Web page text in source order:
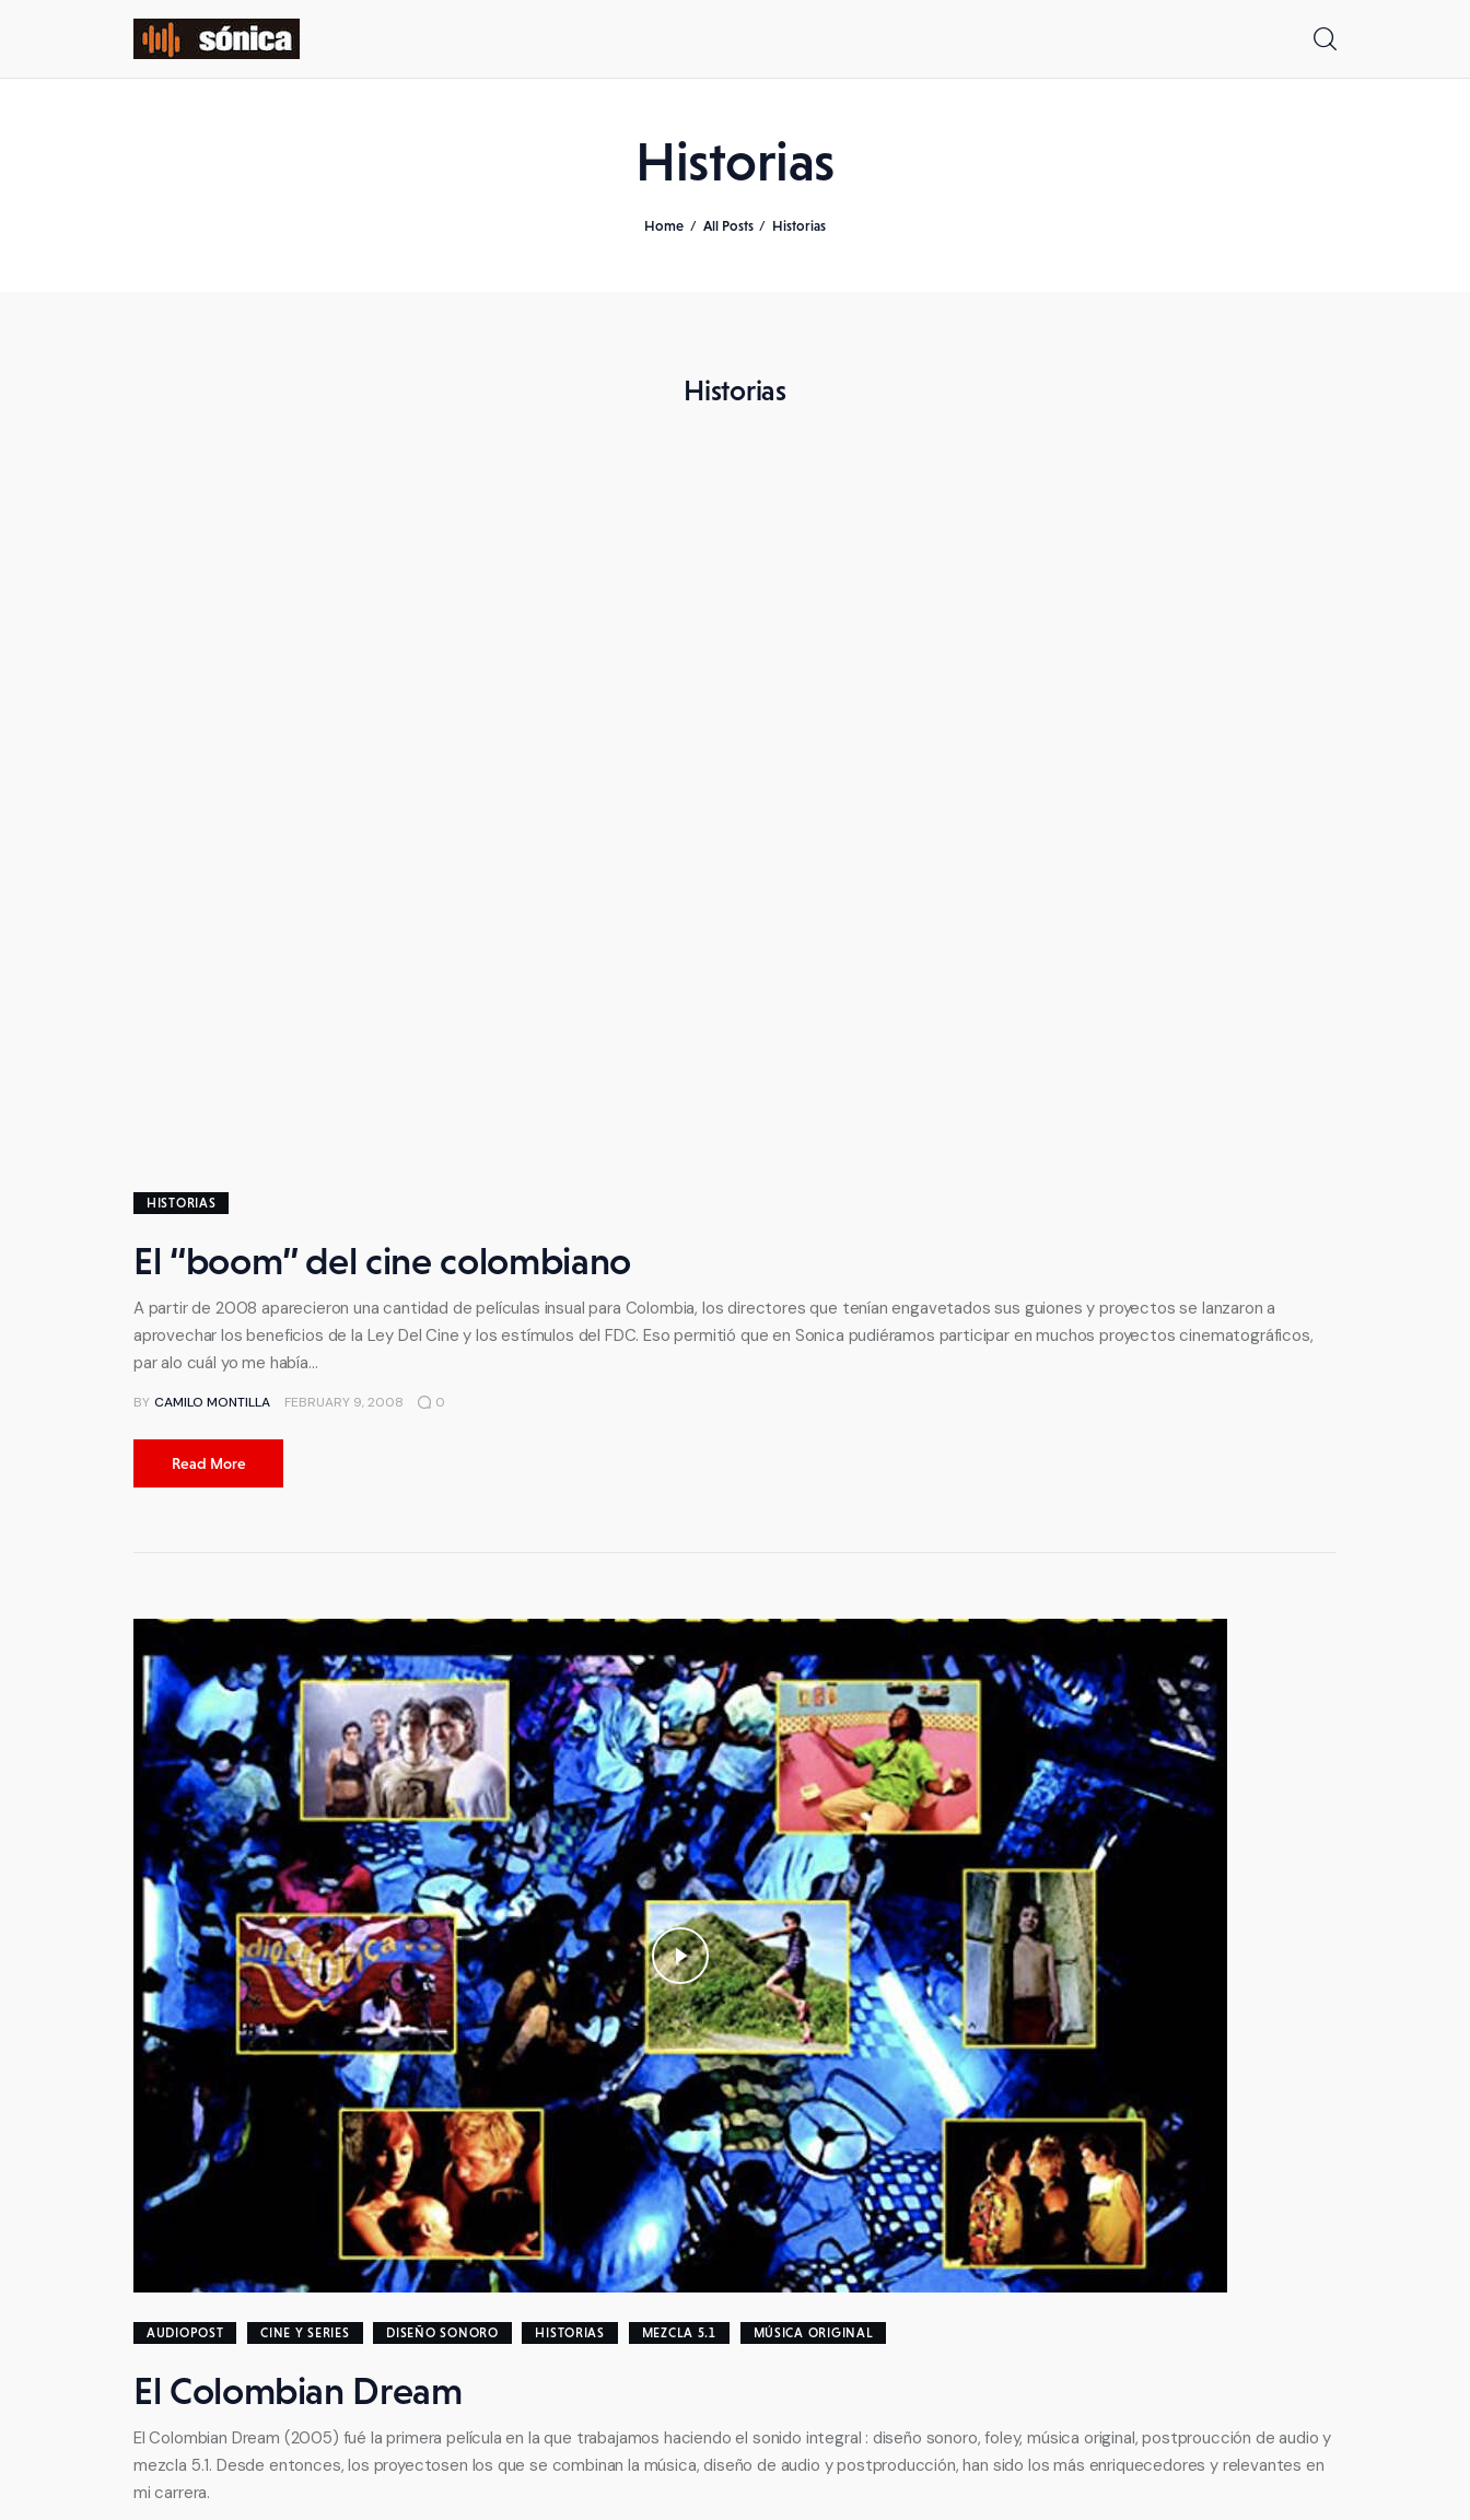
Historias
Home All Posts Historias
Música Original
Historias
HISTORIAS
El “boom” del cine colombiano
A partir de 2008 aparecieron una cantidad de películas insual para Colombia, los directores que tenían engavetados sus guiones y proyectos se lanzaron a
aprovechar los beneficios de la Ley Del Cine y los estímulos del FDC. Eso permitió que en Sonica pudiéramos participar en muchos proyectos cinematográficos,
par alo cuál yo me había…
BY CAMILO MONTILLA FEBRUARY 9, 2008 0
Read More
AUDIOPOST CINE Y SERIES DISEÑO SONORO HISTORIAS MEZCLA 5.1 MÚSICA ORIGINAL
El Colombian Dream
El Colombian Dream (2005) fué la primera película en la que trabajamos haciendo el sonido integral : diseño sonoro, foley, música original, postproucción de audio y
mezcla 5.1. Desde entonces, los proyectosen los que se combinan la música, diseño de audio y postproducción, han sido los más enriquecedores y relevantes en
mi carrera.